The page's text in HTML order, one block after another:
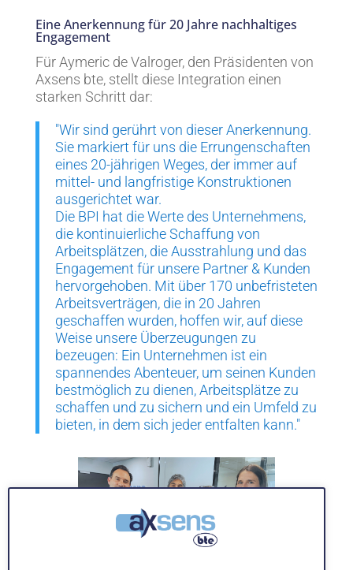
Eine Anerkennung für 20 Jahre nachhaltiges
Engagement
Für Aymeric de Valroger, den Präsidenten von
Axsens bte, stellt diese Integration einen
starken Schritt dar:
"Wir sind gerührt von dieser Anerkennung.
Sie markiert für uns die Errungenschaften
eines 20-jährigen Weges, der immer auf
mittel- und langfristige Konstruktionen
ausgerichtet war.
Die BPI hat die Werte des Unternehmens,
die kontinuierliche Schaffung von
Arbeitsplätzen, die Ausstrahlung und das
Engagement für unsere Partner & Kunden
hervorgehoben. Mit über 170 unbefristeten
Arbeitsverträgen, die in 20 Jahren
geschaffen wurden, hoffen wir, auf diese
Weise unsere Überzeugungen zu
bezeugen: Ein Unternehmen ist ein
spannendes Abenteuer, um seinen Kunden
bestmöglich zu dienen, Arbeitsplätze zu
schaffen und zu sichern und ein Umfeld zu
bieten, in dem sich jeder entfalten kann."